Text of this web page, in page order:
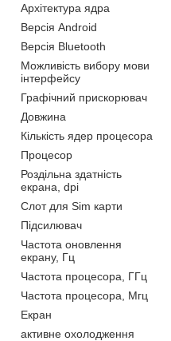
Архітектура ядра
Версія Android
Версія Bluetooth
Можливість вибору мови
інтерфейсу
Графічний прискорювач
Довжина
Кількість ядер процесора
Процесор
Роздільна здатність
екрана, dpi
Слот для Sim карти
Підсилювач
Частота оновлення
екрану, Гц
Частота процесора, ГГц
Частота процесора, Мгц
Екран
активне охолодження